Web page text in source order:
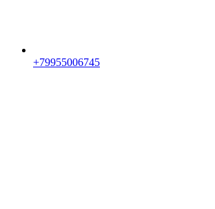
+79955006745